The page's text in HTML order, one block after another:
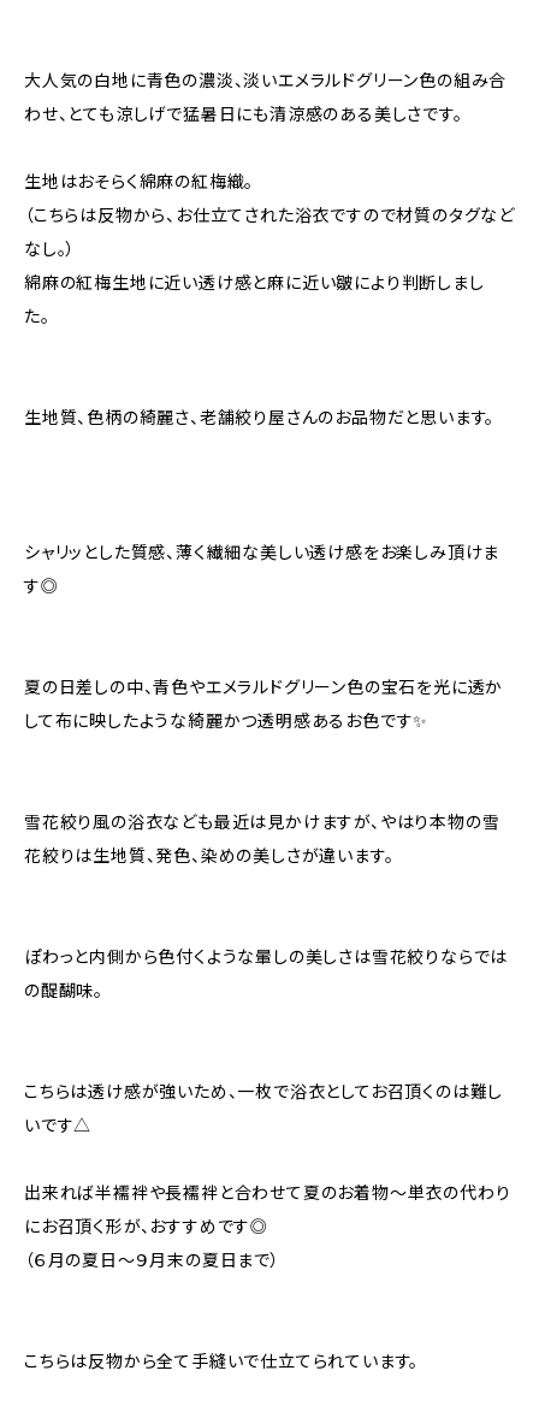
大人気の白地に青色の濃淡、淡いエメラルドグリーン色の組み合
わせ、とても涼しげで猛暑日にも清涼感のある美しさです。
生地はおそらく綿麻の紅梅織。
（こちらは反物から、お仕立てされた浴衣ですので材質のタグなど
なし。）
綿麻の紅梅生地に近い透け感と麻に近い皺により判断しまし
た。
生地質、色柄の綺麗さ、老舗絞り屋さんのお品物だと思います。
シャリッとした質感、薄く繊細な美しい透け感をお楽しみ頂けま
す◎
夏の日差しの中、青色やエメラルドグリーン色の宝石を光に透か
して布に映したような綺麗かつ透明感あるお色です✨
雪花絞り風の浴衣なども最近は見かけますが、やはり本物の雪
花絞りは生地質、発色、染めの美しさが違います。
ぽわっと内側から色付くような暈しの美しさは雪花絞りならでは
の醍醐味。
こちらは透け感が強いため、一枚で浴衣としてお召頂くのは難し
いです△
出来れば半襦袢や長襦袢と合わせて夏のお着物〜単衣の代わり
にお召頂く形が、おすすめです◎
（６月の夏日〜９月末の夏日まで）
こちらは反物から全て手縫いで仕立てられています。